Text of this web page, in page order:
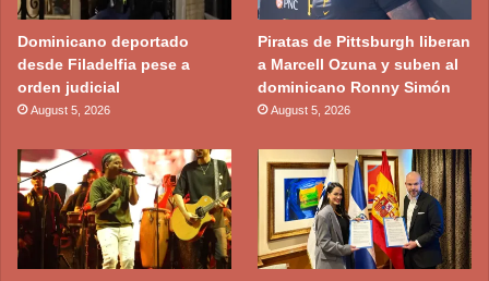
Dominicano deportado
desde Filadelfia pese a
orden judicial
August 5, 2026
Piratas de Pittsburgh liberan
a Marcell Ozuna y suben al
dominicano Ronny Simón
August 5, 2026